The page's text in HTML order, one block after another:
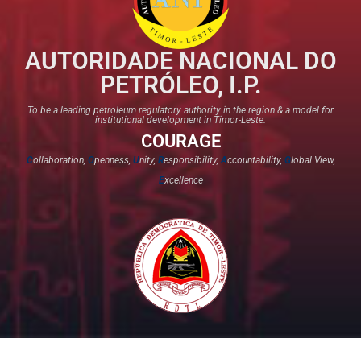
AUTORIDADE NACIONAL DO
PETRÓLEO, I.P.
To be a leading petroleum regulatory authority in the region & a model for
institutional development in Timor-Leste.
COURAGE
Collaboration, Openness, Unity, Responsibility,Accountability, Global View,
Excellence​